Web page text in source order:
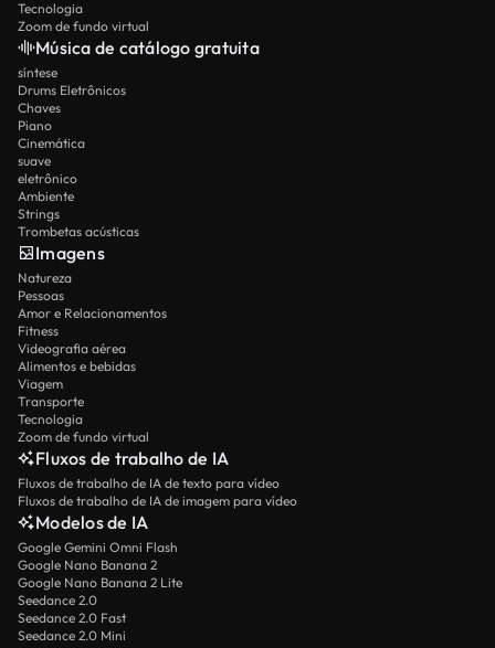
Tecnologia
Zoom de fundo virtual
Música de catálogo gratuita
síntese
Drums Eletrônicos
Chaves
Piano
Cinemática
suave
eletrônico
Ambiente
Strings
Trombetas acústicas
Imagens
Natureza
Pessoas
Amor e Relacionamentos
Fitness
Videografia aérea
Alimentos e bebidas
Viagem
Transporte
Tecnologia
Zoom de fundo virtual
Fluxos de trabalho de IA
Fluxos de trabalho de IA de texto para vídeo
Fluxos de trabalho de IA de imagem para vídeo
Modelos de IA
Google Gemini Omni Flash
Google Nano Banana 2
Google Nano Banana 2 Lite
Seedance 2.0
Seedance 2.0 Fast
Seedance 2.0 Mini